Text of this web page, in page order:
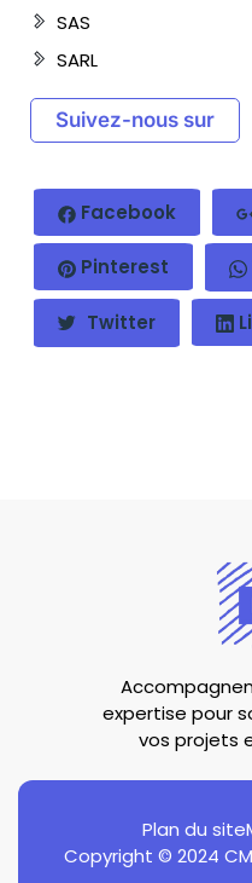
SAS
SARL
Suivez-nous sur
Facebook
Pinterest
Twitter
expertise pour
vos projets
Plan du site
Copyright © 2024